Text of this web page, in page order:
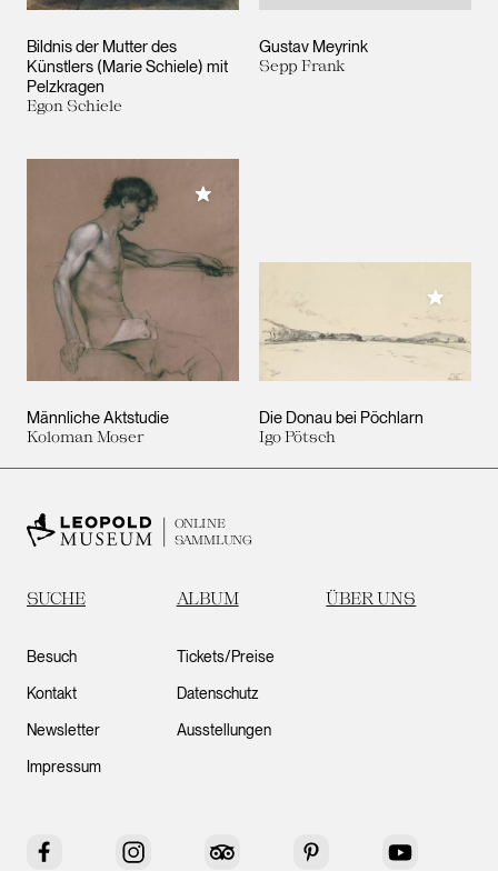
Bildnis der Mutter des
Künstlers (Marie Schiele) mit
Pelzkragen
Egon Schiele
Gustav Meyrink
Sepp Frank
Männliche Aktstudie
Koloman Moser
Meiner Sammlung hinzufügen
Die Donau bei Pöchlarn
Igo Pötsch
Meiner
ONLINE
SAMMLUNG
SUCHE ALBUM ÜBER UNS
Besuch
Kontakt
Newsletter
Impressum
Tickets/Preise
Datenschutz
Ausstellungen
Facebook Instagram Tripadvisor Pinterest YouTube